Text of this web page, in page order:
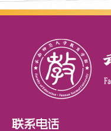
联系电话